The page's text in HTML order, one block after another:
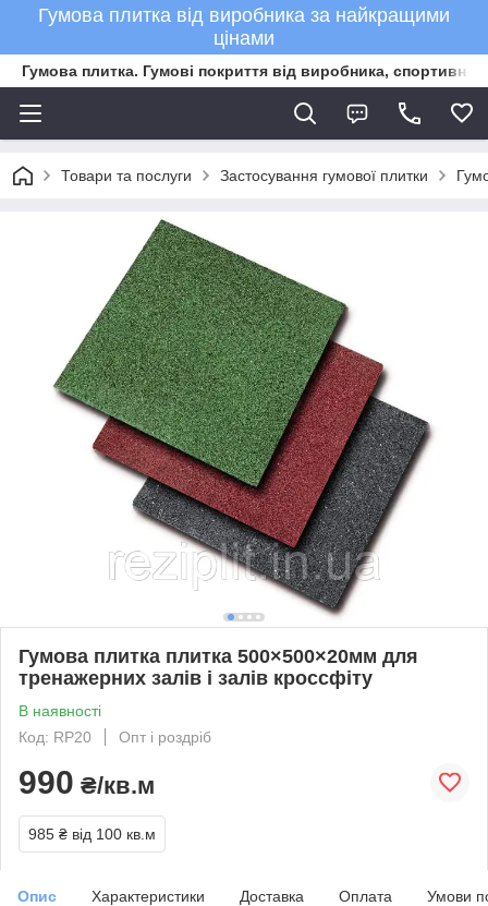
Гумова плитка від виробника за найкращими
цінами
Гумова плитка. Гумові покриття від виробника, спортивне
Товари та послуги Застосування гумової плитки
Гумова плитка плитка 500×500×20мм для
тренажерних залів і залів кроссфіту
В наявності
Код: RP20
Опт і роздріб
990 ₴/кв.м
985 ₴ від 100 кв.м
Опис Характеристики Доставка Оплата Умови